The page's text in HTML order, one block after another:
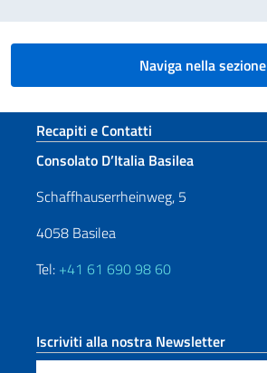
Naviga nella sezione
Sezione footer
Recapiti e Contatti
Consolato D’Italia Basilea
Schaffhauserrheinweg, 5
4058 Basilea
Tel: +41 61 690 98 60
Iscriviti alla nostra Newsletter